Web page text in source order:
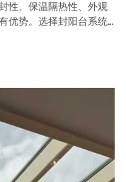
性、保温隔热性、外观
优势。选择封阳台系统